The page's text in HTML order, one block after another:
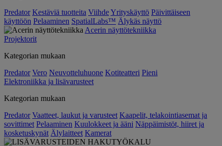
Predator Kestäviä tuotteita ViihdeYrityskäyttö Päivittäiseen
käyttöön Pelaaminen SpatialLabs™ Älykäs näyttö
Acerin näyttötekniikka
Projektorit
Kategorian mukaan
Predator Vero Neuvotteluhuone Kotiteatteri Pieni
Elektroniikka ja lisävarusteet
Kategorian mukaan
Predator Vaatteet, laukut ja varusteet Kaapelit, telakointiasemat ja
sovittimet Pelaaminen Kuulokkeet ja ääni Näppäimistöt, hiiret ja
kosketuskynät Älylaitteet Kamerat